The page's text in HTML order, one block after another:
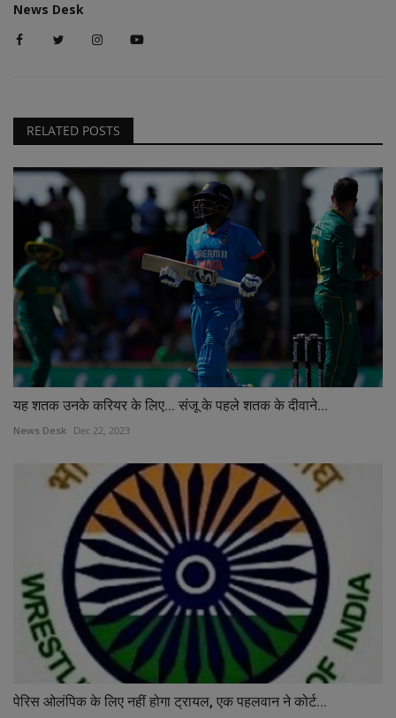
News Desk
RELATED POSTS
यह शतक उनके करियर के लिए... संजू के पहले शतक के दीवाने...
News Desk Dec 22, 2023
पेरिस ओलंपिक के लिए नहीं होगा ट्रायल, एक पहलवान ने कोर्ट...